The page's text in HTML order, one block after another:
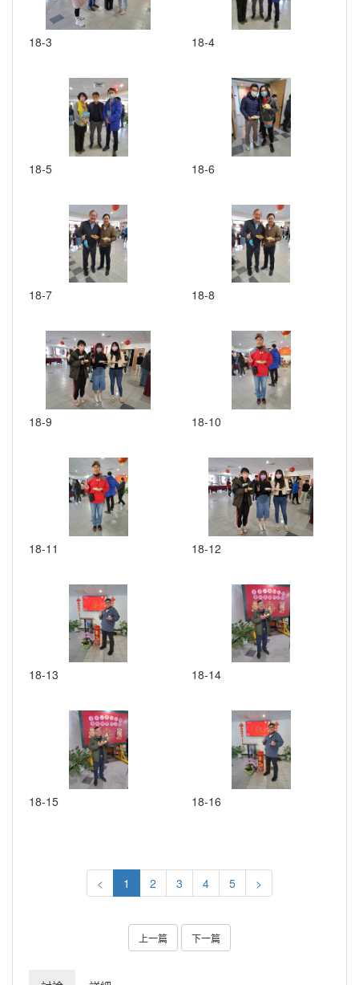
18-3 18-4
18-5 18-6
18-7 18-8
18-9 18-10
18-11 18-12
18-13 18-14
18-15 18-16
< 1 2 3 4 5 >
上一篇 下一篇